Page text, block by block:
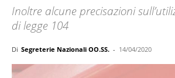
Inoltre alcune precisazioni
di legge 104
Di Segreterie Nazionali OO.SS. - 14/04/2020